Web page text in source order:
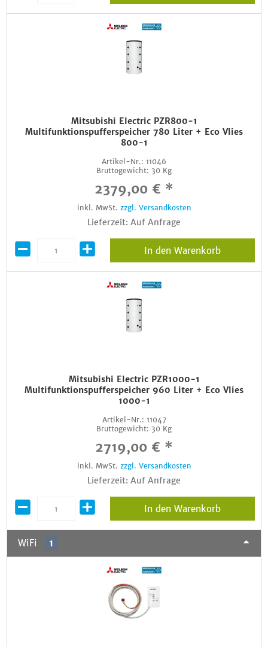
Mitsubishi Electric PZR800-1
Multifunktionspufferspeicher 780 Liter + Eco Vlies
800-1
Artikel-Nr.: 11046
Bruttogewicht: 30 Kg
2379,00 € *
inkl. MwSt. zzgl. Versandkosten
Lieferzeit: Auf Anfrage
In den Warenkorb
Mitsubishi Electric PZR1000-1
Multifunktionspufferspeicher 960 Liter + Eco Vlies
1000-1
Artikel-Nr.: 11047
Bruttogewicht: 30 Kg
2719,00 € *
inkl. MwSt. zzgl. Versandkosten
Lieferzeit: Auf Anfrage
In den Warenkorb
WiFi 1